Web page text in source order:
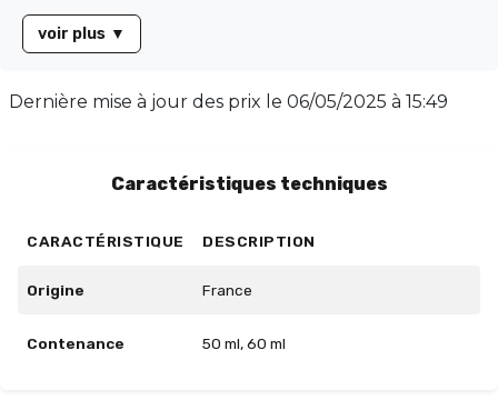
les amateurs de sensations fraîches. Avec une
contenance de 50 ml dans un flacon de 60 ml, il
glycol et glycérine végétale. Sans nicotine à la base, il
alliant praticité et respect de l'environnement.
voir plus ▼
Dernière mise à jour des prix le 06/05/2025 à 15:49
Caractéristiques techniques
CARACTÉRISTIQUE DESCRIPTION
Origine France
Contenance 50 ml, 60 ml